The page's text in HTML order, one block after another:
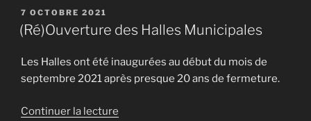
fortifié
l’aire
toulonnaise
PUBLIÉ
LE
7 OCTOBRE 2021
(Ré)Ouverture des Halles Municipales
Les Halles ont été inaugurées au début du mois de
septembre 2021 après presque 20 ans de fermeture.
Continuer la lecture